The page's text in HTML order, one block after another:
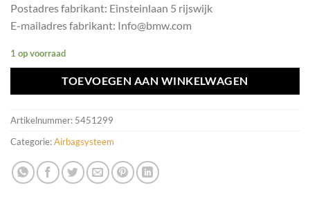
Postadres fabrikant: Einsteinlaan 5 rijswijk
E-mailadres fabrikant: Info@bmw.com
1 op voorraad
TOEVOEGEN AAN WINKELWAGEN
Artikelnummer: 5451299
Categorie:Airbagsysteem